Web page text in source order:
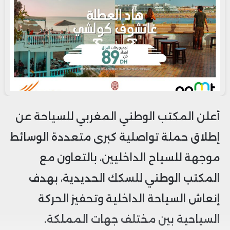
أعلن المكتب الوطني المغربي للسياحة عن
إطلاق حملة تواصلية كبرى متعددة الوسائط
موجهة للسياح الداخليين، بالتعاون مع
المكتب الوطني للسكك الحديدية، بهدف
إنعاش السياحة الداخلية وتحفيز الحركة
السياحية بين مختلف جهات المملكة.